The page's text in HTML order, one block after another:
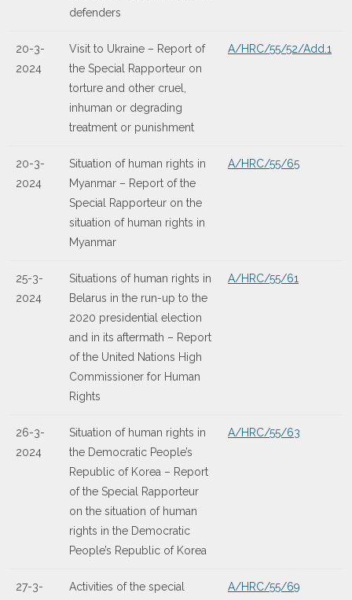
defenders
20-3-
2024
Visit to Ukraine – Report of
the Special Rapporteur on
torture and other cruel,
inhuman or degrading
treatment or punishment
A/HRC/55/52/Add.1
20-3-
2024
Situation of human rights in
Myanmar – Report of the
Special Rapporteur on the
situation of human rights in
Myanmar
A/HRC/55/65
25-3-
2024
Situations of human rights in
Belarus in the run-up to the
2020 presidential election
and in its aftermath – Report
of the United Nations High
Commissioner for Human
Rights
A/HRC/55/61
26-3-
2024
Situation of human rights in
the Democratic People’s
Republic of Korea – Report
of the Special Rapporteur
on the situation of human
rights in the Democratic
People’s Republic of Korea
A/HRC/55/63
27-3-
Activities of the special
A/HRC/55/69